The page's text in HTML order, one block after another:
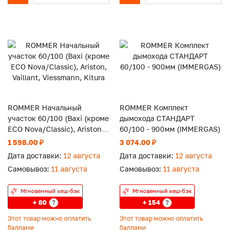
ROMMER Начальный
участок 60/100 (Baxi (кроме
ECO Nova/Classic), Ariston,
Vaillant, Viessmann, Kitura
1 598.00 ₽
Дата доставки: 12 августа
Самовывоз: 11 августа
Мгновенный кеш-бэк
+ 80 ?
Этот товар можно оплатить
баллами
ROMMER Комплект
дымохода СТАНДАРТ
60/100 - 900мм (IMMERGAS)
3 074.00 ₽
Дата доставки: 12 августа
Самовывоз: 11 августа
Мгновенный кеш-бэк
+ 154 ?
Этот товар можно оплатить
баллами